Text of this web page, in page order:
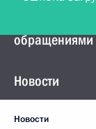
Управление
обращениями
Новости
Новости